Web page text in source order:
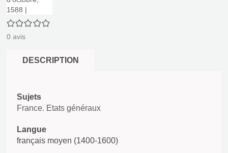
0/5
0 avis
DESCRIPTION
Sujets
France. Etats généraux
Langue
français moyen (1400-1600)